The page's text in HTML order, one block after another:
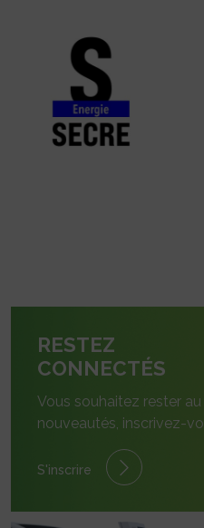
RESTEZ
CONNECTÉS
Vous souhaitez rester
nouveautés, inscrivez-
S'inscrire